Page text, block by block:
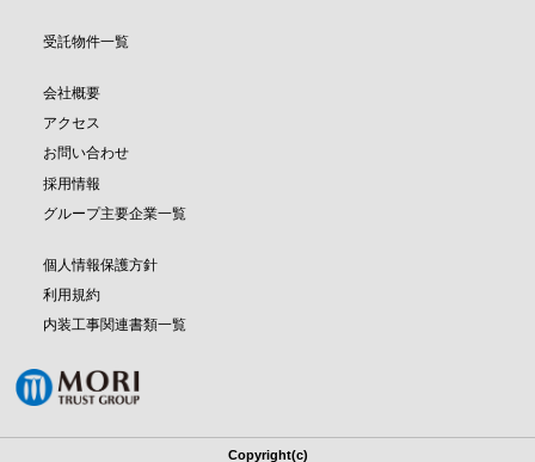
受託物件一覧
会社概要
アクセス
お問い合わせ
採用情報
グループ主要企業一覧
個人情報保護方針
利用規約
内装工事関連書類一覧
Copyright(c)